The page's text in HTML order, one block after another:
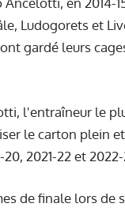
Ludogorets et
gardé leurs
l'entraîneur le
le carton plein
2021-22 et 2022-
de finale lors de